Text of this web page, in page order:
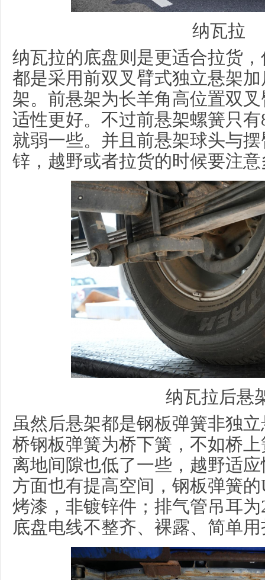
纳瓦拉
纳瓦拉的底盘则是更适合拉货
都是采用前双叉臂式独立悬架
架。前悬架为长羊角高位置双
适性更好。不过前悬架螺簧只
就弱一些。并且前悬架球头与
锌，越野或者拉货的时候要注
纳瓦拉后悬
虽然后悬架都是钢板弹簧非独
桥钢板弹簧为桥下簧，不如桥
离地间隙也低了一些，越野适
方面也有提高空间，钢板弹簧
烤漆，非镀锌件；排气管吊耳
底盘电线不整齐、裸露、简单